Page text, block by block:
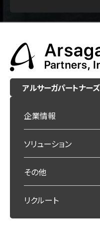
アルサーガパートナーズ
企業情報
ソリューション
その他
リクルート